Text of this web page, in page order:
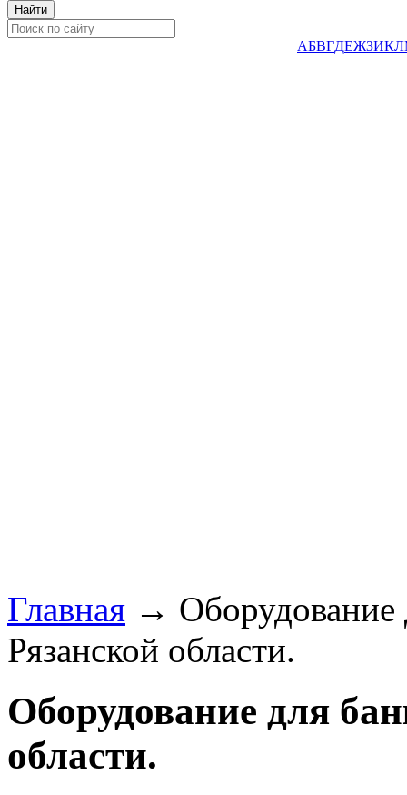
АБВГДЕЖЗИКЛ
Главная → Оборудование
Рязанской области.
Оборудование для
области.